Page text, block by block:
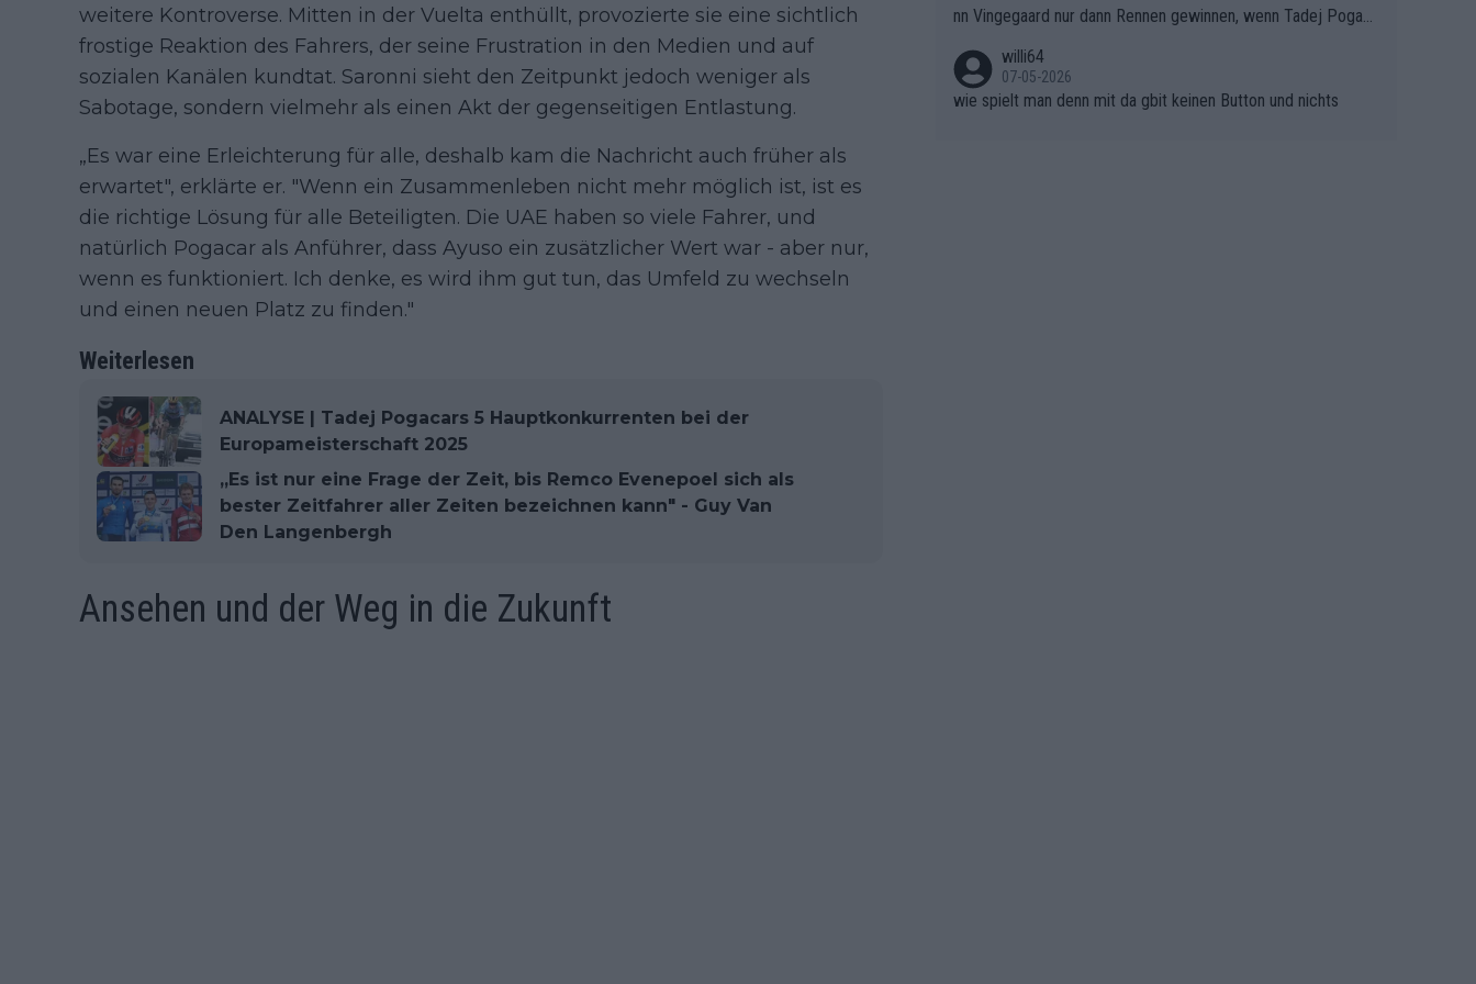
weitere Kontroverse. Mitten in der Vuelta enthüllt, provozierte sie eine sichtlich
frostige Reaktion des Fahrers, der seine Frustration in den Medien und auf
sozialen Kanälen kundtat. Saronni sieht den Zeitpunkt jedoch weniger als
Sabotage, sondern vielmehr als einen Akt der gegenseitigen Entlastung.
„Es war eine Erleichterung für alle, deshalb kam die Nachricht auch früher als
erwartet", erklärte er. "Wenn ein Zusammenleben nicht mehr möglich ist, ist es
die richtige Lösung für alle Beteiligten. Die UAE haben so viele Fahrer, und
natürlich Pogacar als Anführer, dass Ayuso ein zusätzlicher Wert war - aber nur,
wenn es funktioniert. Ich denke, es wird ihm gut tun, das Umfeld zu wechseln
und einen neuen Platz zu finden."
Weiterlesen
ANALYSE | Tadej Pogacars 5 Hauptkonkurrenten bei der
Europameisterschaft 2025
„Es ist nur eine Frage der Zeit, bis Remco Evenepoel sich als
bester Zeitfahrer aller Zeiten bezeichnen kann" - Guy Van
Den Langenbergh
Ansehen und der Weg in die Zukunft
berwasser, aber SD Worx und Vollering müssen jetzt All-In ge
hen. (gregmann)
nn Vingegaard nur dann Rennen gewinnen, wenn Tadej Pogaca
willi64
07-05-2026
wie spielt man denn mit da gbit keinen Button und nichts